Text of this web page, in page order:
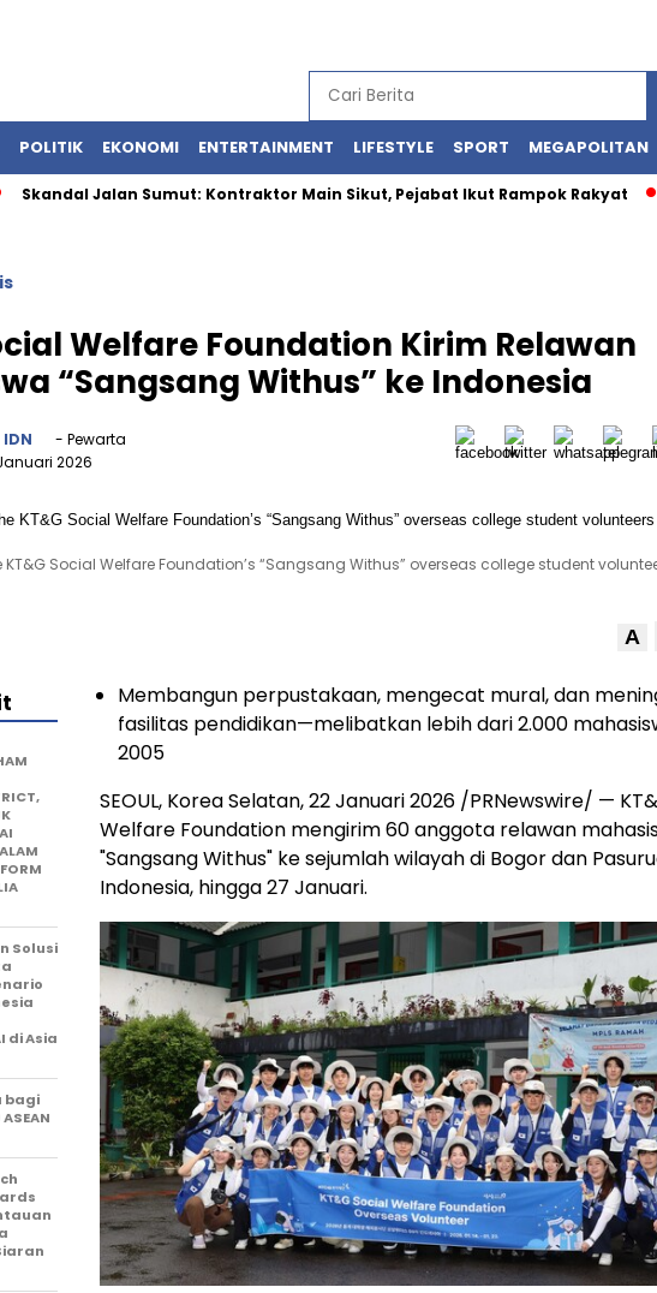
POLITIK EKONOMI ENTERTAINMENT LIFESTYLE SPORT MEGAPOLITAN
Jalan Sumut: Kontraktor Main Sikut, Pejabat Ikut Rampok Rakyat
Welfare Foundation Kirim Relawan
“Sangsang Withus” ke Indonesia
- Pewarta
2026
Social Welfare Foundation’s “Sangsang Withus” overseas college student
A
Membangun perpustakaan, mengecat mural, dan
fasilitas pendidikan—melibatkan lebih dari 2.000
2005
SEOUL, Korea Selatan, 22 Januari 2026 /PRNewswire/ —
Welfare Foundation mengirim 60 anggota relawan
"Sangsang Withus" ke sejumlah wilayah di Bogor dan
Indonesia, hingga 27 Januari.
Solusi
di Asia
bagi